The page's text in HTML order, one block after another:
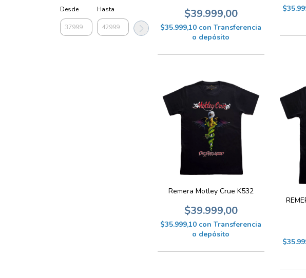
Desde Hasta $39.999,00
$35.999,10 con Transferencia
o depósito
Remera Motley Crue K532
$39.999,00
$35.999,10 con Transferencia
o depósito